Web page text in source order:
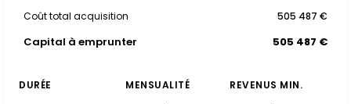
Coût total acquisition 505 487 €
Capital à emprunter 505 487 €
DURÉE MENSUALITÉ
REVENUS MIN.